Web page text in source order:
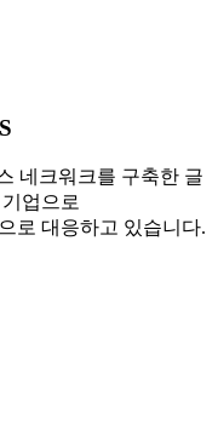
네크워크를 구축한 글
업으로
로 대응하고 있습니다.